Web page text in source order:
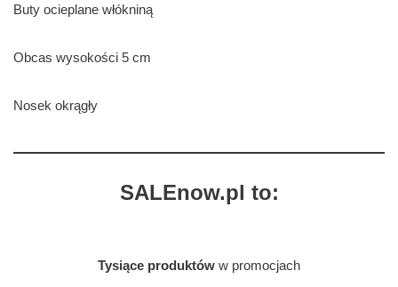
Buty ocieplane włókniną
Obcas wysokości 5 cm
Nosek okrągły
SALEnow.pl to:
Tysiące produktów w promocjach